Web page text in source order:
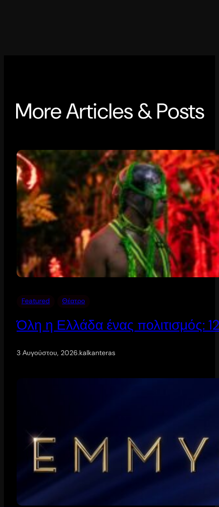
More Articles & Posts
Featured Θέατρο
Όλη η Ελλάδα ένας πολιτισμός:
3 Αυγούστου, 2026.kalkanteras